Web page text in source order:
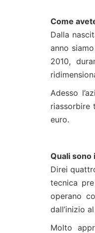
Come
Dalla
anno
2010,
Adesso
riassorbire
euro.
Quali sono
Direi
tecnica
operano
dall’inizio
Molto